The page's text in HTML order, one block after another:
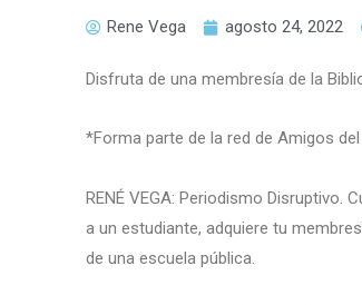
Rene Vega agosto 24, 2022
Disfruta de una membresía de la
*Forma parte de la red de Amigos
RENÉ VEGA: Periodismo Disruptivo.
a un estudiante, adquiere tu
de una escuela pública.